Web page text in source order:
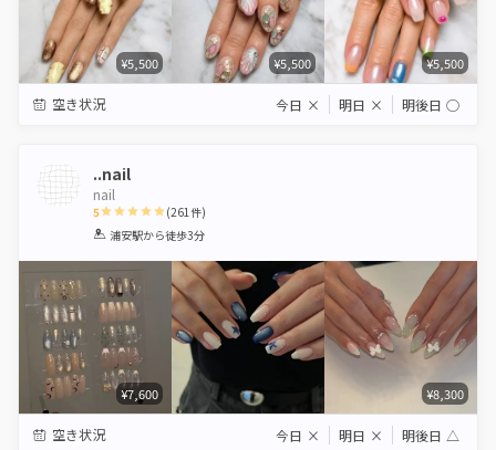
¥5,500 ¥5,500 ¥5,500
空き状況 今日 × 明日 × 明後日 ◯
..nail
nail
5
1 2 3 4 5
(261件)
浦安駅から徒歩3分
¥7,600 ¥8,300
空き状況 今日 × 明日 × 明後日 △